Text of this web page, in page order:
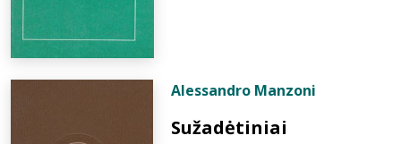
Alessandro Manzoni
Sužadėtiniai